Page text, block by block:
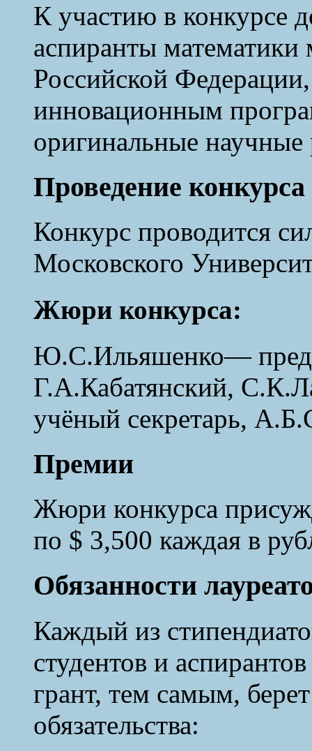
К участию в конкурсе
аспиранты
Российской
инновационным
оригинальные научные
Проведение конкурса
Конкурс проводится
Московского
Жюри конкурса:
Ю.С.Ильяшенко—
Г.А.Кабатянский,
учёный секретарь,
Премии
Жюри конкурса
по $ 3,500 каждая в
Обязанности
Каждый из
студентов и
грант, тем самым,
обязательства: